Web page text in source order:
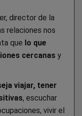
director de la
relaciones nos
que lo que
cercanas y
viajar, tener
, escuchar
vivir el